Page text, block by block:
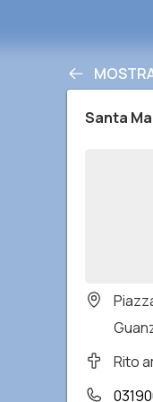
Santa
Rito